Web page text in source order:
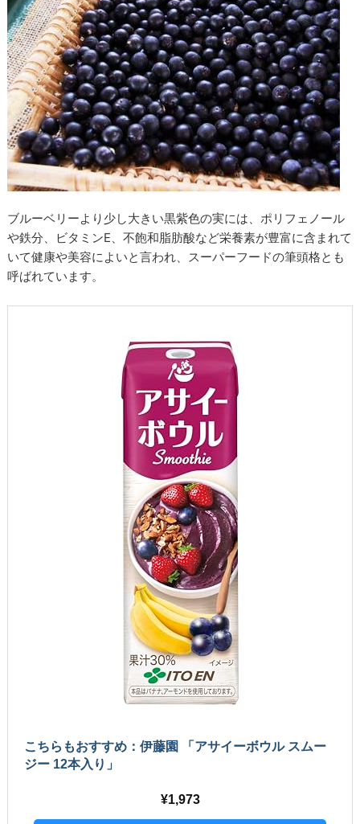
ブルーベリーより少し大きい黒紫色の実には、ポリフェノール
や鉄分、ビタミンE、不飽和脂肪酸など栄養素が豊富に含まれて
いて健康や美容によいと言われ、スーパーフードの筆頭格とも
呼ばれています。
こちらもおすすめ：伊藤園 「アサイーボウル スムー
ジー 12本入り」
1,973